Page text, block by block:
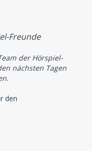
Freunde
der Hörspiel-
nächsten Tagen
den